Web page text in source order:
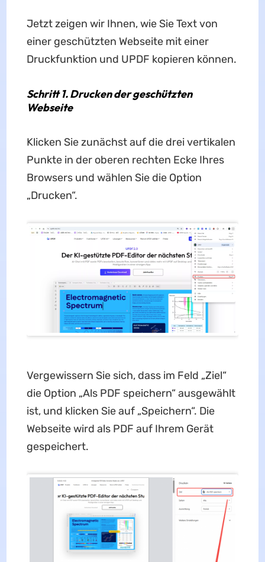
Jetzt zeigen wir Ihnen, wie Sie Text von
einer geschützten Webseite mit einer
Druckfunktion und UPDF kopieren können.
Schritt 1. Drucken der geschützten
Webseite
Klicken Sie zunächst auf die drei vertikalen
Punkte in der oberen rechten Ecke Ihres
Browsers und wählen Sie die Option
„Drucken“.
Vergewissern Sie sich, dass im Feld „Ziel“
die Option „Als PDF speichern“ ausgewählt
ist, und klicken Sie auf „Speichern“. Die
Webseite wird als PDF auf Ihrem Gerät
gespeichert.